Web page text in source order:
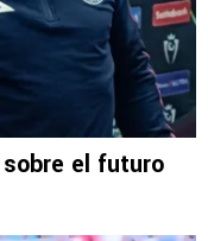
el futuro